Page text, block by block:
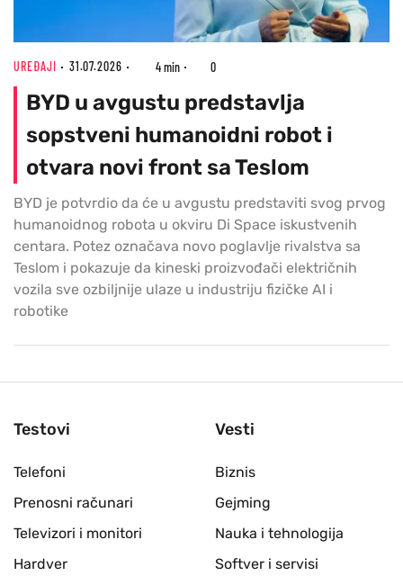
UREĐAJI 31.07.2026 4 min 0
BYD u avgustu predstavlja
sopstveni humanoidni robot i
otvara novi front sa Teslom
BYD je potvrdio da će u avgustu predstaviti svog prvog
humanoidnog robota u okviru Di Space iskustvenih
centara. Potez označava novo poglavlje rivalstva sa
Teslom i pokazuje da kineski proizvođači električnih
vozila sve ozbiljnije ulaze u industriju fizičke AI i
robotike
Testovi
Telefoni
Prenosni računari
Televizori i monitori
Hardver
Vesti
Biznis
Gejming
Nauka i tehnologija
Softver i servisi